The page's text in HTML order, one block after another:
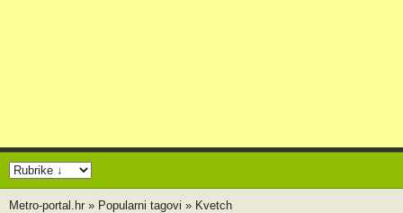
Metro-portal.hr » Popularni tagovi » Kvetch